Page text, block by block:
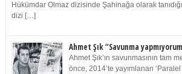
Hükümdar Olmaz dizisinde Şahinağa olarak
dizi […]
Ahmet Şık “Savunma
Ahmet Şık’ın savunmasının tam
önce, 2014’te yayımlanan